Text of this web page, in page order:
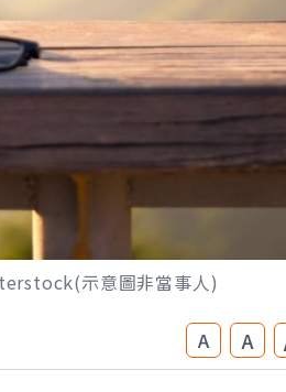
示意圖非當事人)
A A